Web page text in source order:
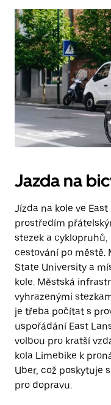
Jazda na
Jízda na kole ve
prostředím
stezek a
cestování po městě.
State University a
kole. Městská
vyhrazenými
je třeba počítat s
uspořádání East
volbou pro kratší
kola Limebike k
Uber, což poskytuje
pro dopravu.